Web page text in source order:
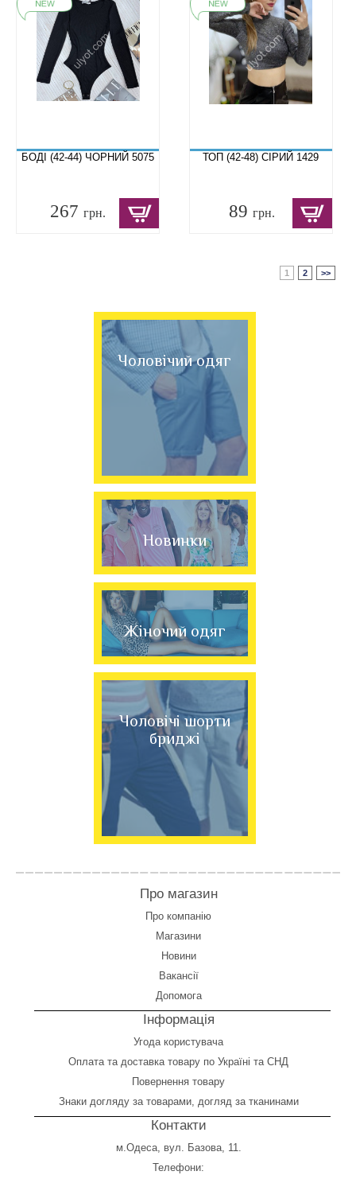
БОДІ (42-44) ЧОРНИЙ 5075
267 грн.
ТОП (42-48) СІРИЙ 1429
89 грн.
1 2 >>
Чоловічий одяг
Новинки
Жіночий одяг
Чоловічі шорти
бриджі
Про магазин
Про компанію
Магазини
Новини
Вакансії
Допомога
Інформація
Угода користувача
Оплататадоставка товару по Україні та СНД
Повернення товару
Знаки догляду за товарами, догляд за тканинами
Контакти
м.Одеса, вул. Базова, 11.
Телефони: